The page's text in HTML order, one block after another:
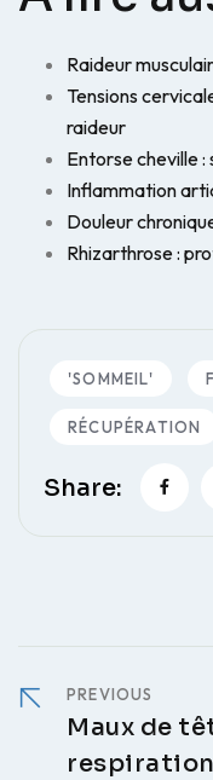
Raideur
Tensions
raideur
Entorse cheville
Inflammation
Douleur
Rhizarthrose :
'SOMMEIL'
RÉCUPÉRATION
Share:
PREVIOUS
Maux de